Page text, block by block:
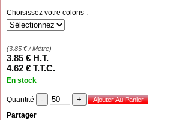
Choisissez votre coloris :
(3.85 €/ Mètre)
3.85 € H.T.
4.62 € T.T.C.
En stock
Quantité
Partager